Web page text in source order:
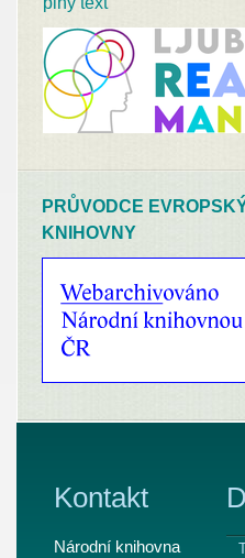
PRŮVODCE
KNIHOVNY
Kontakt
Národní knihovna